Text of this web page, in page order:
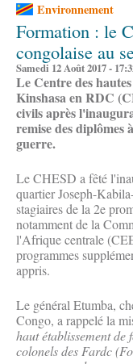
Environnement
Formation : le
congolaise au
Samedi 12 Août 2017 -
Le Centre des
Kinshasa en RDC
civils après
remise des diplômes
guerre.
Le CHESD a fêté
quartier Joseph-
stagiaires de la 2e
notamment de la
l'Afrique centrale
programmes
appris.
Le général Etumba,
Congo, a rappelé la
haut établissement de
colonels des Fardc